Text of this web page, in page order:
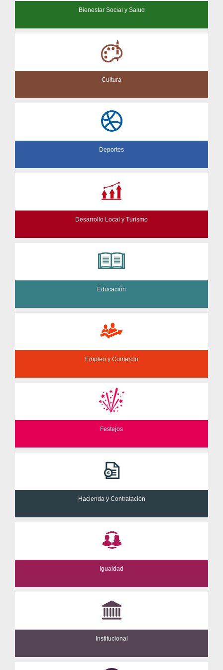
Bienestar Social y Salud
Cultura
Deportes
Desarrollo Local y Turismo
Educación
Empleo y Comercio
Festejos
Hacienda y Contratación
Igualdad
Institucional